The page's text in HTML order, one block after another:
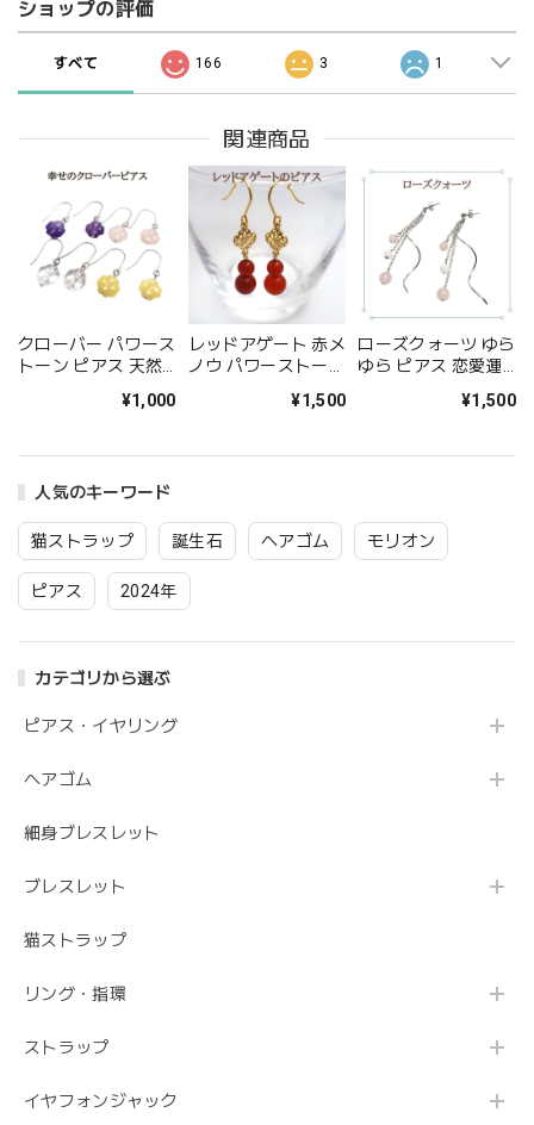
人気のキーワード
猫ストラップ 誕生石 ヘアゴム モリオン
ピアス 2024年
カテゴリから選ぶ
ピアス・イヤリング
ヘアゴム
細身ブレスレット
ブレスレット
猫ストラップ
リング・指環
ストラップ
イヤフォンジャック
ショップの評価
すべて 166 3 1
関連商品
クローバー パワース
トーン ピアス 天然
イト ローズクォーツ
ル 水晶 アクセサリ
ト プレゼント ピア
対応 チタン
¥1,000
レッドアゲート 赤メ
ノウ パワーストーン
アゲート ゴールド
わいい おしゃれ 女
ピアス 金属アレルギ
ー 対応 ギフト イヤ
リング変更可 アクセ
サリー
¥1,500
ローズクォーツ ゆら
ゆら ピアス 恋愛運
ン ピアス ポストピ
可 アクセサリー
¥1,500